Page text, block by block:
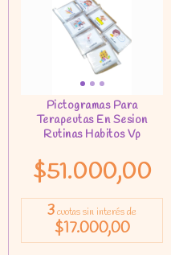
$51.000,00
3cuotas sin interés de
$17.000,00